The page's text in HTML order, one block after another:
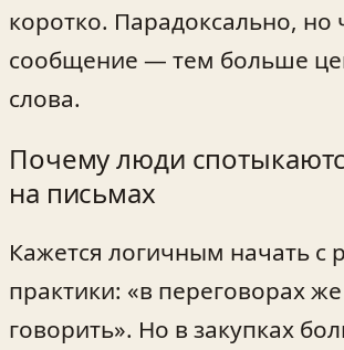
коротко. Парадоксально, но
сообщение — тем больше
слова.
Почему люди
на письмах
Кажется логичным начать с
практики: «в переговорах
говорить». Но в закупках